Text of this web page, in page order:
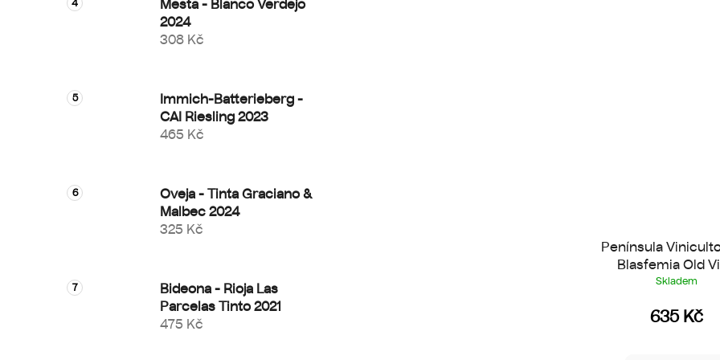
Mesta - Blanco Verdejo
2024
308 Kč
Immich-Batterieberg -
CAI Riesling 2023
465 Kč
Oveja - Tinta Graciano &
Malbec 2024
325 Kč
Bideona - Rioja Las
Parcelas Tinto 2021
475 Kč
Península
Blasfemia Old
Tempranillo
Skladem
635 Kč